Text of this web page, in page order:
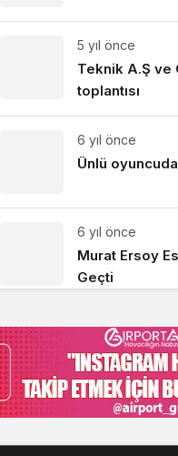
5 yıl önce
Teknik A.Ş ve
toplantısı
6 yıl önce
Ünlü
6 yıl önce
Murat Ersoy
Geçti